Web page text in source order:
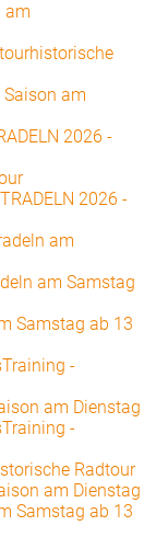
am
am
2026 -
2026 -
am
am Samstag
Samstag ab 13
-
am Dienstag
-
Radtour
am Dienstag
Samstag ab 13